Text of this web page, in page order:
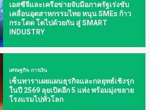
เอสซีจีและเครือข่ายจับมือภาครัฐเร่งขับ
เคลื่อนอุตสาหกรรมไทย หนุน SMEs ก้าว
กระโดด โตไปด้วยกัน สู่ SMART
INDUSTRY
เศรษฐกิจ-การเงิน
เซ็นทาราเผยแผนธุรกิจและกลยุทธ์เชิงรุก
ในปี 2569 ลุยเปิดอีก 5 แห่ง พร้อมมุ่งขยาย
โรงแรมไปทั่วโลก